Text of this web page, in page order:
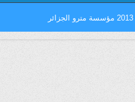
2013 مؤسسة مترو الجزائر